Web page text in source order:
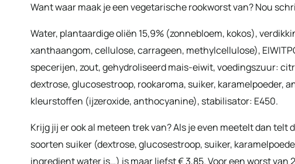
Want waar maak je een vegetarische rookworst van? Nou
Water, plantaardige oliën 15,9% (zonnebloem, kokos),
xanthaangom, cellulose, carrageen, methylcellulose),
specerijen, zout, gehydroliseerd mais-eiwit, voedingszuur:
dextrose, glucosestroop, rookaroma, suiker,
kleurstoffen (ijzeroxide, anthocyanine), stabilisator: E450.
Krijg jij er ook al meteen trek van? Als je even meetelt dan
soorten suiker (dextrose, glucosestroop, suiker,
ingredient water is…) is maar liefst € 3,85. Voor een worst van